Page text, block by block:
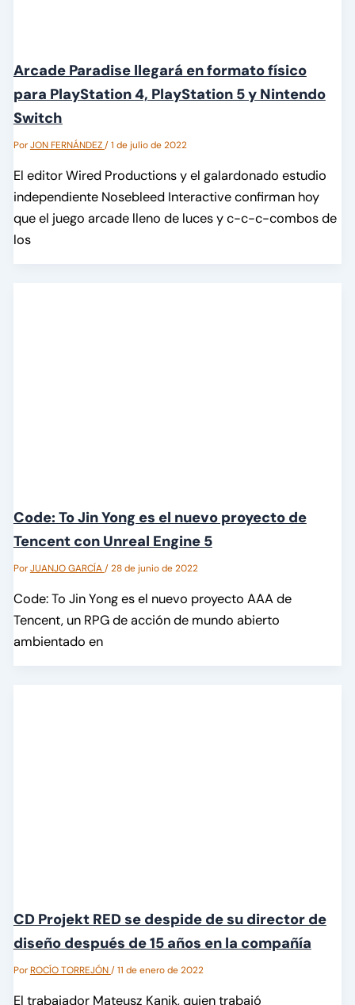
Arcade Paradise llegará en formato físico
para PlayStation 4, PlayStation 5 y Nintendo
Switch
PorJON FERNÁNDEZ/1 de julio de 2022
El editor Wired Productions y el galardonado estudio
independiente Nosebleed Interactive confirman hoy
que el juego arcade lleno de luces y c-c-c-combos de
los
Code: To Jin Yong es el nuevo proyecto de
Tencent con Unreal Engine 5
PorJUANJO GARCÍA/28 de junio de 2022
Code: To Jin Yong es el nuevo proyecto AAA de
Tencent, un RPG de acción de mundo abierto
ambientado en
CD Projekt RED se despide de su director de
diseño después de 15 años en la compañía
PorROCÍO TORREJÓN/11 de enero de 2022
El trabajador Mateusz Kanik, quien trabajó